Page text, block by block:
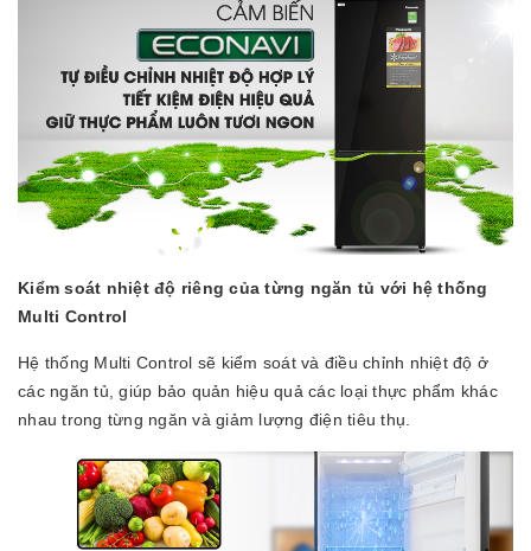
Kiểm soát nhiệt độ riêng của từng ngăn tủ với hệ thống
Multi Control
Hệ thống Multi Control sẽ kiểm soát và điều chỉnh nhiệt độ ở
các ngăn tủ, giúp bảo quản hiệu quả các loại thực phẩm khác
nhau trong từng ngăn và giảm lượng điện tiêu thụ.